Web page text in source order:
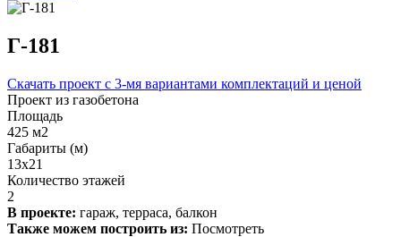
Г-181
Скачать проект с 3-мя вариантами комплектаций и ценой
Проект из газобетона
Площадь
425 м2
Габариты (м)
13x21
Количество этажей
2
В проекте: гараж, терраса, балкон
Также можем построить из: Посмотреть